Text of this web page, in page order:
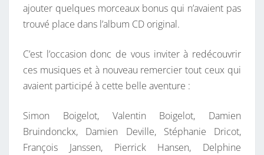
ajouter quelques morceaux bonus qui n’avaient pas
trouvé place dans l’album CD original.
C’est l’occasion donc de vous inviter à redécouvrir
ces musiques et à nouveau remercier tout ceux qui
avaient participé à cette belle aventure :
Simon Boigelot, Valentin Boigelot, Damien
Bruindonckx, Damien Deville, Stéphanie Dricot,
François Janssen, Pierrick Hansen, Delphine